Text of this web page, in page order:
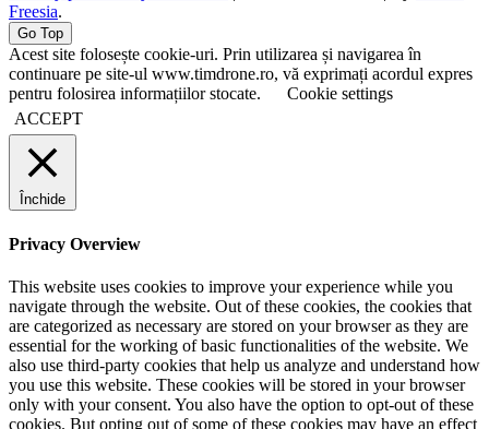
Freesia.
Go Top
Acest site folosește cookie-uri. Prin utilizarea și navigarea în
continuare pe site-ul www.timdrone.ro, vă exprimați acordul expres
pentru folosirea informațiilor stocate.
Cookie settings
ACCEPT
Închide
Privacy Overview
This website uses cookies to improve your experience while you
navigate through the website. Out of these cookies, the cookies that
are categorized as necessary are stored on your browser as they are
essential for the working of basic functionalities of the website. We
also use third-party cookies that help us analyze and understand how
you use this website. These cookies will be stored in your browser
only with your consent. You also have the option to opt-out of these
cookies. But opting out of some of these cookies may have an effect